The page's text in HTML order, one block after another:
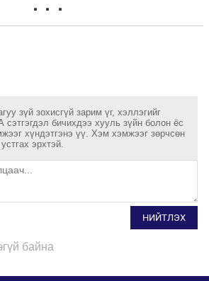
зүй зохисгүй зарим үг, хэллэгийг
сэтгэгдэл бичихдээ хууль зүйн болон ёс
хүндэтгэнэ үү. Хэм хэмжээг зөрчсөн
эрхтэй.
НИЙТЛЭХ
байна